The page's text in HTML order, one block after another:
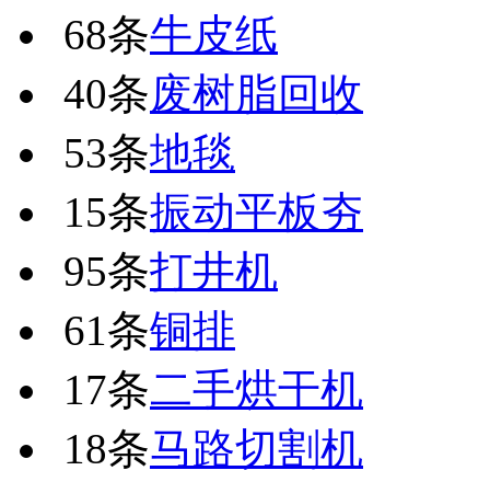
68条牛皮纸
40条废树脂回收
53条地毯
15条振动平板夯
95条打井机
61条铜排
17条二手烘干机
18条马路切割机